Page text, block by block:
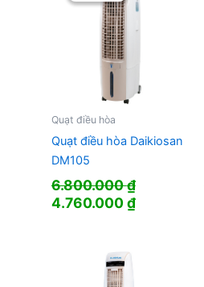
Quạt điều hòa
Quạt điều hòa Daikiosan
DM105
6.800.000₫
Giá
6.800.000 ₫.
4.760.000₫Giá